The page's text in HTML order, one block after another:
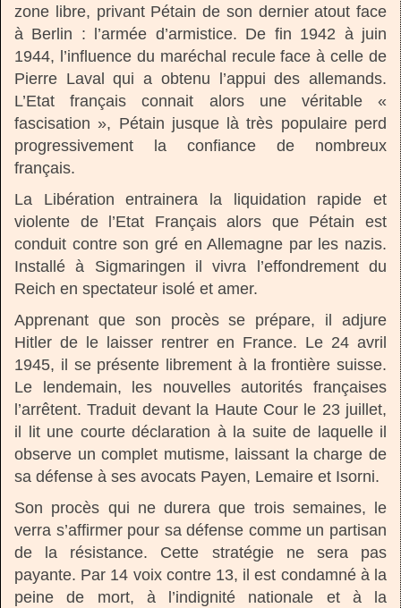
zone libre, privant Pétain de son dernier atout face
à Berlin : l’armée d’armistice. De fin 1942 à juin
1944, l’influence du maréchal recule face à celle de
Pierre Laval qui a obtenu l’appui des allemands.
L’Etat français connait alors une véritable «
fascisation », Pétain jusque là très populaire perd
progressivement la confiance de nombreux
français.
La Libération entrainera la liquidation rapide et
violente de l’Etat Français alors que Pétain est
conduit contre son gré en Allemagne par les nazis.
Installé à Sigmaringen il vivra l’effondrement du
Reich en spectateur isolé et amer.
Apprenant que son procès se prépare, il adjure
Hitler de le laisser rentrer en France. Le 24 avril
1945, il se présente librement à la frontière suisse.
Le lendemain, les nouvelles autorités françaises
l’arrêtent. Traduit devant la Haute Cour le 23 juillet,
il lit une courte déclaration à la suite de laquelle il
observe un complet mutisme, laissant la charge de
sa défense à ses avocats Payen, Lemaire et Isorni.
Son procès qui ne durera que trois semaines, le
verra s’affirmer pour sa défense comme un partisan
de la résistance. Cette stratégie ne sera pas
payante. Par 14 voix contre 13, il est condamné à la
peine de mort, à l’indignité nationale et à la